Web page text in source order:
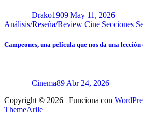
Drako1909 May 11, 2026
Análisis/Reseña/Review Cine Secciones
Campeones, una película que nos da una
Cinema89 Abr 24, 2026
Copyright © 2026 | Funciona con
ThemeArile